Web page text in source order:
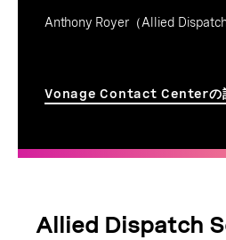
Anthony Royer（Allied Dispatch
Vonage Contact Centerの
Allied Dispatch